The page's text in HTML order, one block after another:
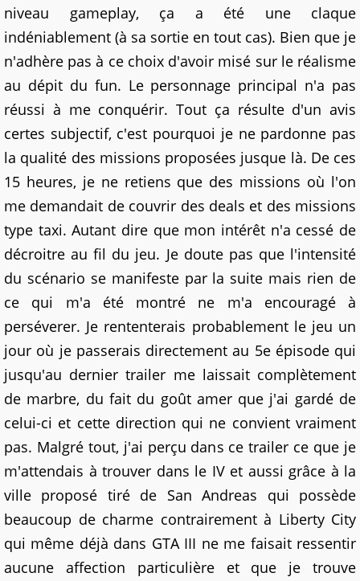
niveau gameplay, ça a été une claque
indéniablement (à sa sortie en tout cas). Bien que je
n'adhère pas à ce choix d'avoir misé sur le réalisme
au dépit du fun. Le personnage principal n'a pas
réussi à me conquérir. Tout ça résulte d'un avis
certes subjectif, c'est pourquoi je ne pardonne pas
la qualité des missions proposées jusque là. De ces
15 heures, je ne retiens que des missions où l'on
me demandait de couvrir des deals et des missions
type taxi. Autant dire que mon intérêt n'a cessé de
décroitre au fil du jeu. Je doute pas que l'intensité
du scénario se manifeste par la suite mais rien de
ce qui m'a été montré ne m'a encouragé à
perséverer. Je rententerais probablement le jeu un
jour où je passerais directement au 5e épisode qui
jusqu'au dernier trailer me laissait complètement
de marbre, du fait du goût amer que j'ai gardé de
celui-ci et cette direction qui ne convient vraiment
pas. Malgré tout, j'ai perçu dans ce trailer ce que je
m'attendais à trouver dans le IV et aussi grâce à la
ville proposé tiré de San Andreas qui possède
beaucoup de charme contrairement à Liberty City
qui même déjà dans GTA III ne me faisait ressentir
aucune affection particulière et que je trouve